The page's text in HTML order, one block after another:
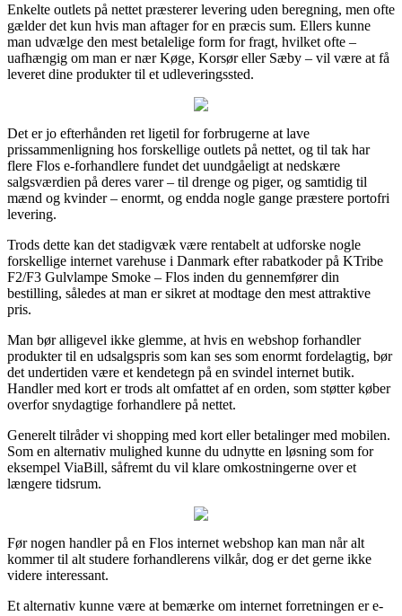
Enkelte outlets på nettet præsterer levering uden beregning, men ofte
gælder det kun hvis man aftager for en præcis sum. Ellers kunne
man udvælge den mest betalelige form for fragt, hvilket ofte –
uafhængig om man er nær Køge, Korsør eller Sæby – vil være at få
leveret dine produkter til et udleveringssted.
Det er jo efterhånden ret ligetil for forbrugerne at lave
prissammenligning hos forskellige outlets på nettet, og til tak har
flere Flos e-forhandlere fundet det uundgåeligt at nedskære
salgsværdien på deres varer – til drenge og piger, og samtidig til
mænd og kvinder – enormt, og endda nogle gange præstere portofri
levering.
Trods dette kan det stadigvæk være rentabelt at udforske nogle
forskellige internet varehuse i Danmark efter rabatkoder på KTribe
F2/F3 Gulvlampe Smoke – Flos inden du gennemfører din
bestilling, således at man er sikret at modtage den mest attraktive
pris.
Man bør alligevel ikke glemme, at hvis en webshop forhandler
produkter til en udsalgspris som kan ses som enormt fordelagtig, bør
det undertiden være et kendetegn på en svindel internet butik.
Handler med kort er trods alt omfattet af en orden, som støtter køber
overfor snydagtige forhandlere på nettet.
Generelt tilråder vi shopping med kort eller betalinger med mobilen.
Som en alternativ mulighed kunne du udnytte en løsning som for
eksempel ViaBill, såfremt du vil klare omkostningerne over et
længere tidsrum.
Før nogen handler på en Flos internet webshop kan man når alt
kommer til alt studere forhandlerens vilkår, dog er det gerne ikke
videre interessant.
Et alternativ kunne være at bemærke om internet forretningen er e-